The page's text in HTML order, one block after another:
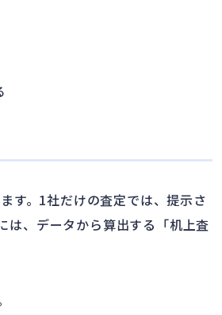
す。1社だけの査定では、提示さ
は、データから算出する「机上査